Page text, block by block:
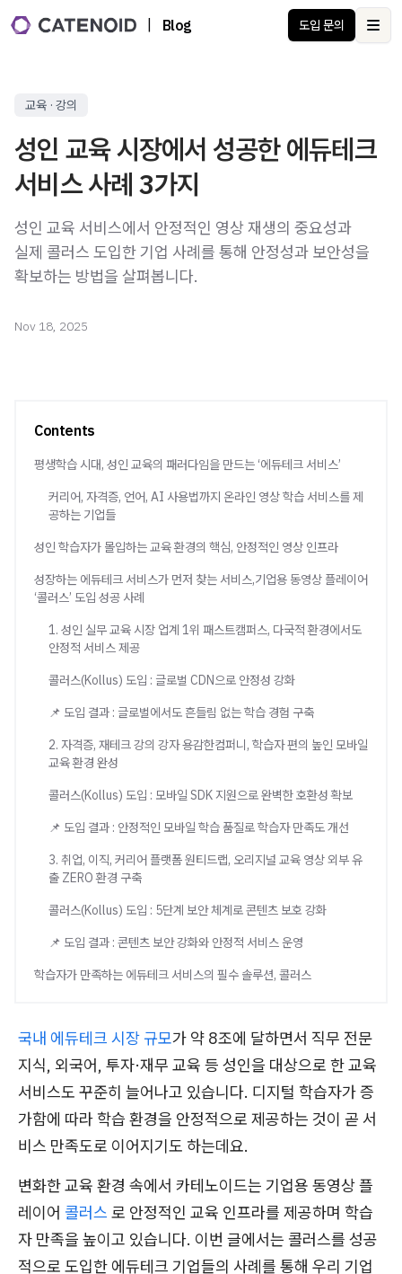
Blog 도입 문의
교육 · 강의
성인 교육 시장에서 성공한 에듀테크
서비스 사례 3가지
성인 교육 서비스에서 안정적인 영상 재생의 중요성과
실제 콜러스 도입한 기업 사례를 통해 안정성과 보안성을
확보하는 방법을 살펴봅니다.
Nov 18, 2025
Contents
평생학습 시대, 성인 교육의 패러다임을 만드는 ‘에듀테크 서비스’
커리어, 자격증, 언어, AI 사용법까지 온라인 영상 학습 서비스를 제
공하는 기업들
성인 학습자가 몰입하는 교육 환경의 핵심, 안정적인 영상 인프라
성장하는 에듀테크 서비스가 먼저 찾는 서비스,기업용 동영상 플레이어
‘콜러스’ 도입 성공 사례
1. 성인 실무 교육 시장 업계 1위 패스트캠퍼스, 다국적 환경에서도
안정적 서비스 제공
콜러스(Kollus) 도입 : 글로벌 CDN으로 안정성 강화
📌 도입 결과 : 글로벌에서도 흔들림 없는 학습 경험 구축
2. 자격증, 재테크 강의 강자 용감한컴퍼니, 학습자 편의 높인 모바일
교육 환경 완성
콜러스(Kollus) 도입 : 모바일 SDK 지원으로 완벽한 호환성 확보
📌 도입 결과 : 안정적인 모바일 학습 품질로 학습자 만족도 개선
3. 취업, 이직, 커리어 플랫폼 원티드랩, 오리지널 교육 영상 외부 유
출 ZERO 환경 구축
콜러스(Kollus) 도입 : 5단계 보안 체계로 콘텐츠 보호 강화
📌 도입 결과 : 콘텐츠 보안 강화와 안정적 서비스 운영
학습자가 만족하는 에듀테크 서비스의 필수 솔루션, 콜러스
국내 에듀테크 시장 규모가 약 8조에 달하면서 직무 전문
지식, 외국어, 투자·재무 교육 등 성인을 대상으로 한 교육
서비스도 꾸준히 늘어나고 있습니다. 디지털 학습자가 증
가함에 따라 학습 환경을 안정적으로 제공하는 것이 곧 서
비스 만족도로 이어지기도 하는데요.
변화한 교육 환경 속에서 카테노이드는 기업용 동영상 플
레이어 콜러스 로 안정적인 교육 인프라를 제공하며 학습
자 만족을 높이고 있습니다. 이번 글에서는 콜러스를 성공
적으로 도입한 에듀테크 기업들의 사례를 통해 우리 기업